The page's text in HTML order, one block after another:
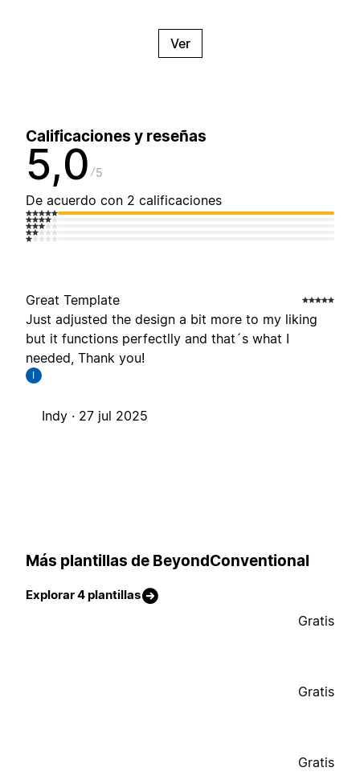
Ver
Calificaciones y reseñas
5,0 5
De acuerdo con 2 calificaciones
Great Template
Just adjusted the design a bit more to my liking
but it functions perfectlly and that´s what I
needed, Thank you!
I
Indy · 27 jul 2025
Más plantillas de BeyondConventional
Explorar 4 plantillas
Gratis
Gratis
Gratis